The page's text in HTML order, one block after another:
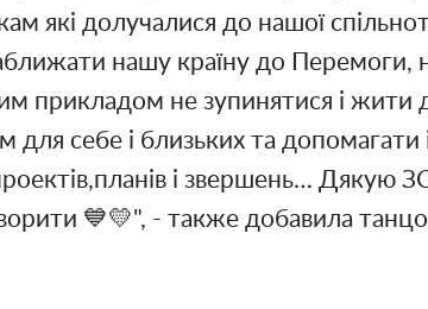
які долучалися до нашої
нашу країну до Перемоги,
прикладом не зупинятися і жити
для себе і близьких та
і звершень… Дякую
💙💛", - также добавила